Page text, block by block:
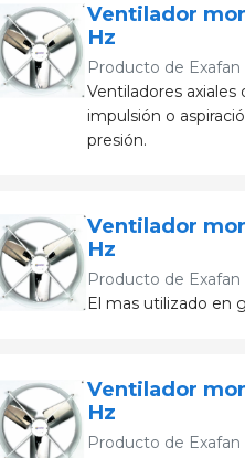
Ventilador
Hz
Producto de Exafan
Ventiladores axiales
impulsión o
presión.
Ventilador
Hz
Producto de Exafan
El mas utilizado en
Ventilador
Hz
Producto de Exafan